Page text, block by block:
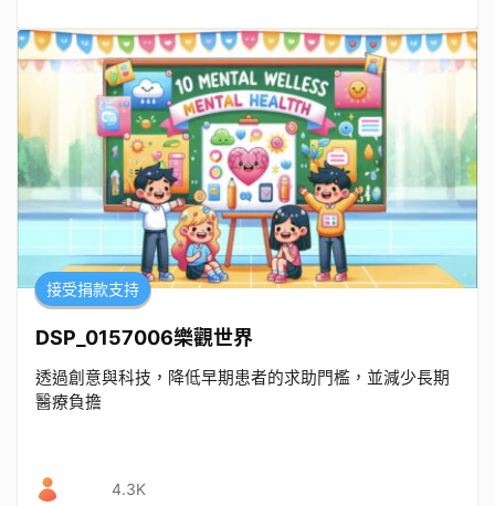
接受捐款支持
DSP_0157006樂觀世界
透過創意與科技，降低早期患者的求助門檻，並減少長期
醫療負擔
4.3K